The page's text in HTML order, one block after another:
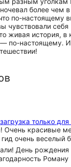
более чем
по-
себя
живая история,
по-настоящему.
только
красивые
очень веселый
День
Роману